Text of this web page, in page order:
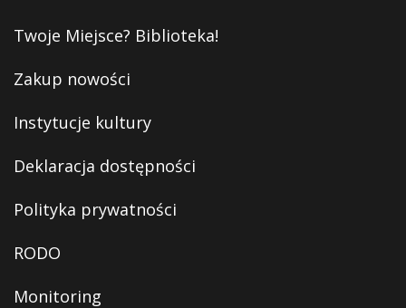
Twoje Miejsce? Biblioteka!
Zakup nowości
Instytucje kultury
Deklaracja dostępności
Polityka prywatności
RODO
Monitoring